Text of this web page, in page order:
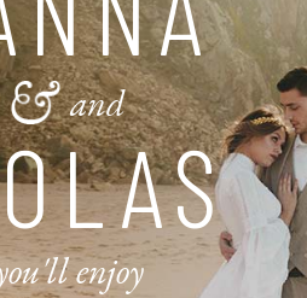
and
enjoy